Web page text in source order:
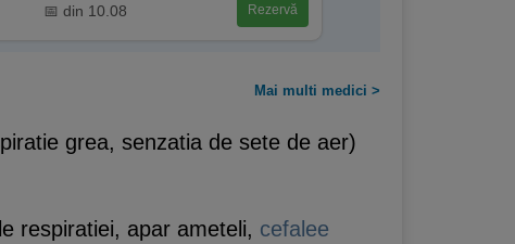
📅 din 10.08 Rezervă
Mai multi medici >
grea, senzatia de sete de aer)
respiratiei, apar ameteli, cefalee